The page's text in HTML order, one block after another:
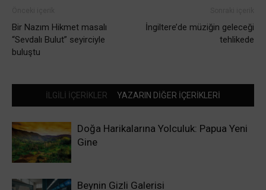
Bir Nazım Hikmet masalı
“Sevdalı Bulut” seyirciyle
buluştu
İngiltere’de müziğin geleceği
tehlikede
İLGİLİ İÇERİKLER YAZARIN DİĞER İÇERİKLERİ
Doğa Harikalarına Yolculuk: Papua Yeni
Gine
Beynin Gizli Galerisi